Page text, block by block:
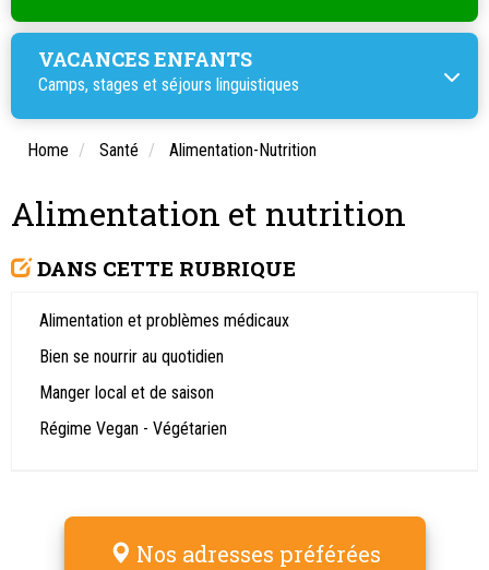
VACANCES ENFANTS
Camps, stages et séjours linguistiques
Home Santé Alimentation-Nutrition
Alimentation et nutrition
DANS CETTE RUBRIQUE
Alimentation et problèmes médicaux
Bien se nourrir au quotidien
Manger local et de saison
Régime Vegan - Végétarien
Nos adresses préférées